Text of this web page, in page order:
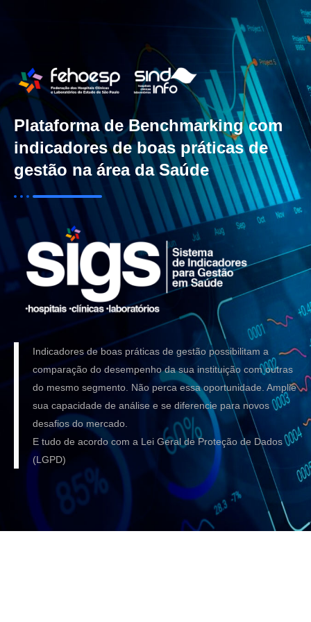
Plataforma de Benchmarking com
indicadores de boas práticas de
gestão na área da Saúde
Indicadores de boas práticas de gestão possibilitam a
comparação do desempenho da sua instituição com outras
do mesmo segmento. Não perca essa oportunidade. Amplie
sua capacidade de análise e se diferencie para novos
desafios do mercado.
E tudo de acordo com a Lei Geral de Proteção de Dados
(LGPD)